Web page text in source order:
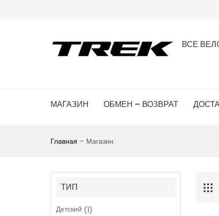
ВСЕ
МАГАЗИН ОБМЕН – ВОЗВРАТ
Главная Магазин
ТИП
Детский (1)